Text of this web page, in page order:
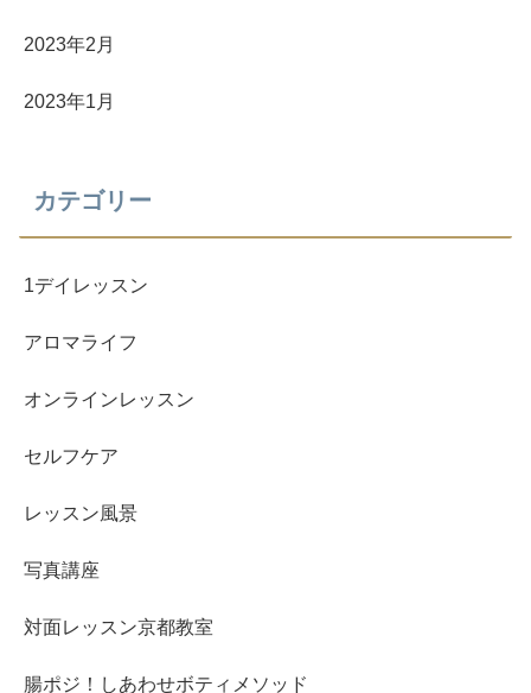
2023年2月
2023年1月
カテゴリー
1デイレッスン
アロマライフ
オンラインレッスン
セルフケア
レッスン風景
写真講座
対面レッスン京都教室
腸ポジ！しあわせボティメソッド